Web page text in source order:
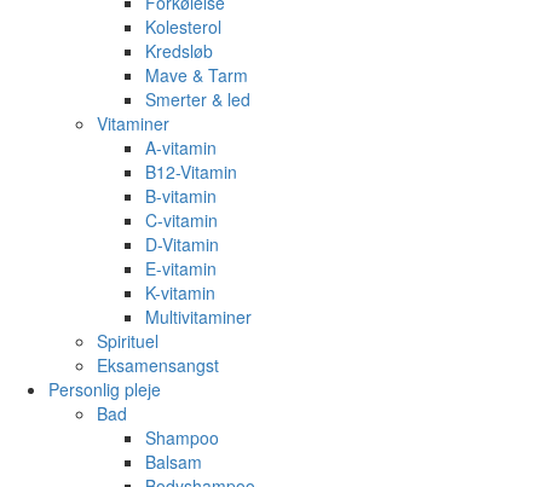
Kolesterol
Kredsløb
Mave & Tarm
Smerter & led
Vitaminer
A-vitamin
B12-Vitamin
B-vitamin
C-vitamin
D-Vitamin
E-vitamin
K-vitamin
Multivitaminer
Spirituel
Eksamensangst
Personlig pleje
Bad
Shampoo
Balsam